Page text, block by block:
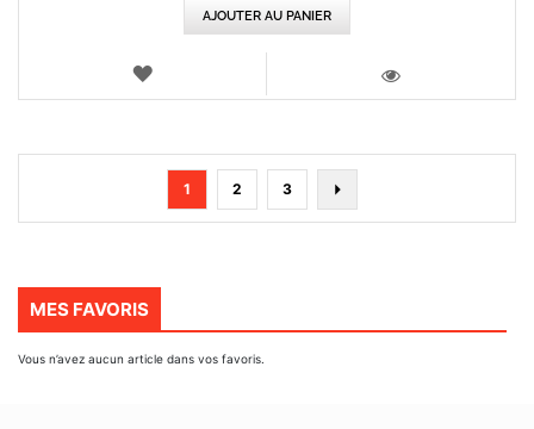
AJOUTER AU PANIER
AJOUTER
Page
You're
currently
1 Page
2 Page
3
MES FAVORIS
Vous n’avez aucun article dans vos favoris.